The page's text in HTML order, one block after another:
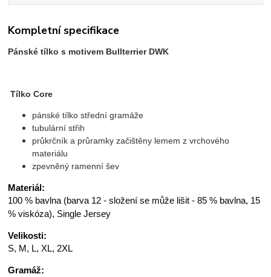
Kompletní specifikace
Pánské tílko s motivem Bullterrier DWK
Tílko Core
pánské tílko střední gramáže
tubulární střih
průkrčník a průramky začištěny lemem z vrchového
materiálu
zpevněný ramenní šev
Materiál:
100 % bavlna (barva 12 - složení se může lišit - 85 % bavlna, 15
% viskóza), Single Jersey
Velikosti:
S, M, L, XL, 2XL
Gramáž: